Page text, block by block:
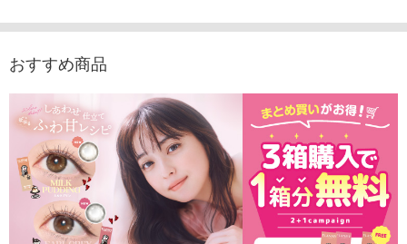
おすすめ商品